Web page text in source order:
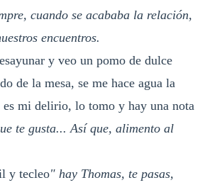
cuando se acababa la relación,
encuentros.
y veo un pomo de dulce
de la mesa, se me hace agua la
mi delirio, lo tomo y hay una nota
te gusta... Así que, alimento al
y tecleo" hay Thomas, te pasas,